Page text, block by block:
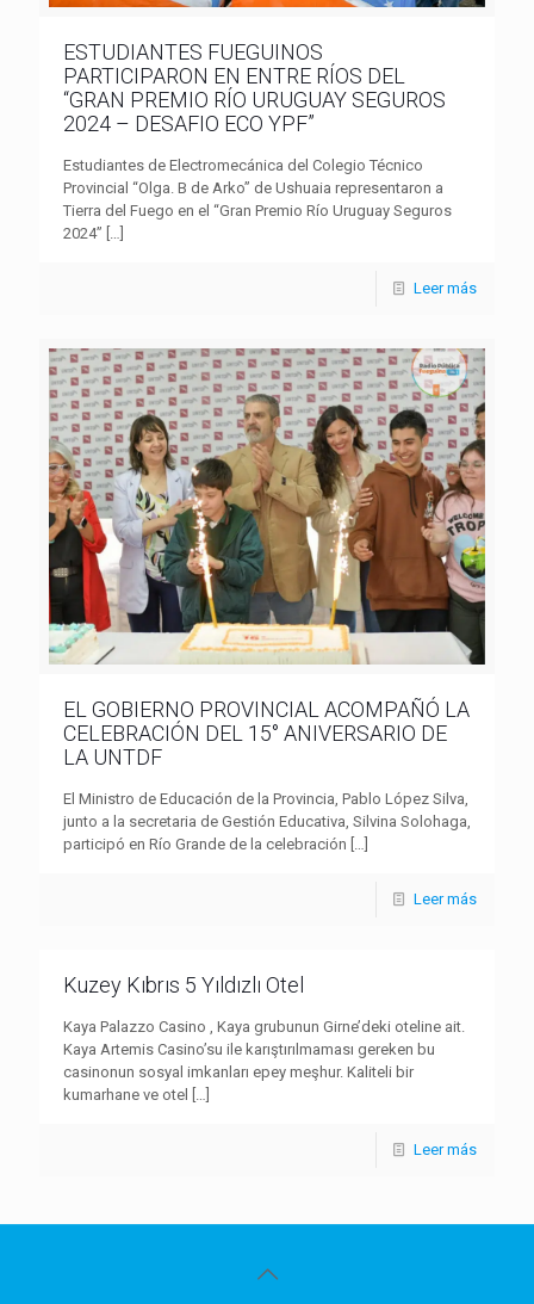
ESTUDIANTES FUEGUINOS
PARTICIPARON EN ENTRE RÍOS DEL
“GRAN PREMIO RÍO URUGUAY SEGUROS
2024 – DESAFIO ECO YPF”
Estudiantes de Electromecánica del Colegio Técnico
Provincial “Olga. B de Arko” de Ushuaia representaron a
Tierra del Fuego en el “Gran Premio Río Uruguay Seguros
2024”
Leer más
EL GOBIERNO PROVINCIAL ACOMPAÑÓ LA
CELEBRACIÓN DEL 15° ANIVERSARIO DE
LA UNTDF
El Ministro de Educación de la Provincia, Pablo López Silva,
junto a la secretaria de Gestión Educativa, Silvina Solohaga,
participó en Río Grande de la celebración […]
Leer más
Kuzey Kıbrıs 5 Yıldızlı Otel
Kaya Palazzo Casino , Kaya grubunun Girne’deki oteline ait.
Kaya Artemis Casino’su ile karıştırılmaması gereken bu
casinonun sosyal imkanları epey meşhur. Kaliteli bir
kumarhane ve otel
[…]
Leer más